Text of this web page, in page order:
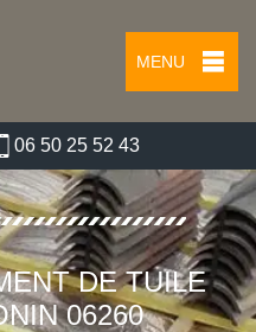
MENU
06 50 25 52 43
DE TUILE
06260